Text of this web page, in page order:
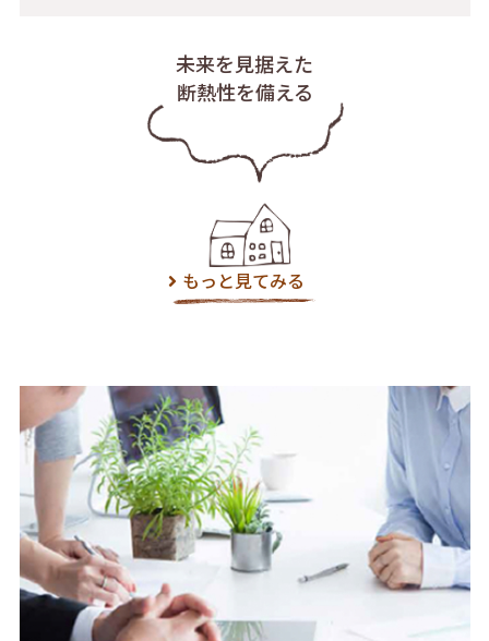
未来を見据えた
断熱性を備える
もっと見てみる